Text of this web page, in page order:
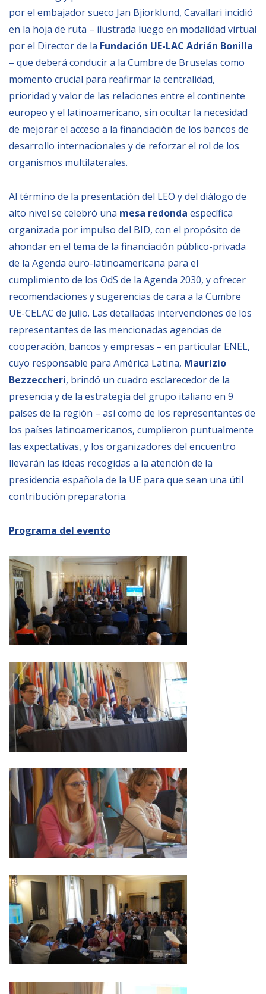
por el embajador sueco Jan Bjiorklund, Cavallari incidió
en la hoja de ruta – ilustrada luego en modalidad virtual
por el Director de la Fundación UE-LAC Adrián Bonilla
– que deberá conducir a la Cumbre de Bruselas como
momento crucial para reafirmar la centralidad,
prioridad y valor de las relaciones entre el continente
europeo y el latinoamericano, sin ocultar la necesidad
de mejorar el acceso a la financiación de los bancos de
desarrollo internacionales y de reforzar el rol de los
organismos multilaterales.
Al término de la presentación del LEO y del diálogo de
alto nivel se celebró una mesa redonda específica
organizada por impulso del BID, con el propósito de
ahondar en el tema de la financiación público-privada
de la Agenda euro-latinoamericana para el
cumplimiento de los OdS de la Agenda 2030, y ofrecer
recomendaciones y sugerencias de cara a la Cumbre
UE-CELAC de julio. Las detalladas intervenciones de los
representantes de las mencionadas agencias de
cooperación, bancos y empresas – en particular ENEL,
cuyo responsable para América Latina, Maurizio
Bezzeccheri, brindó un cuadro esclarecedor de la
presencia y de la estrategia del grupo italiano en 9
países de la región – así como de los representantes de
los países latinoamericanos, cumplieron puntualmente
las expectativas, y los organizadores del encuentro
llevarán las ideas recogidas a la atención de la
presidencia española de la UE para que sean una útil
contribución preparatoria.
Programa del evento